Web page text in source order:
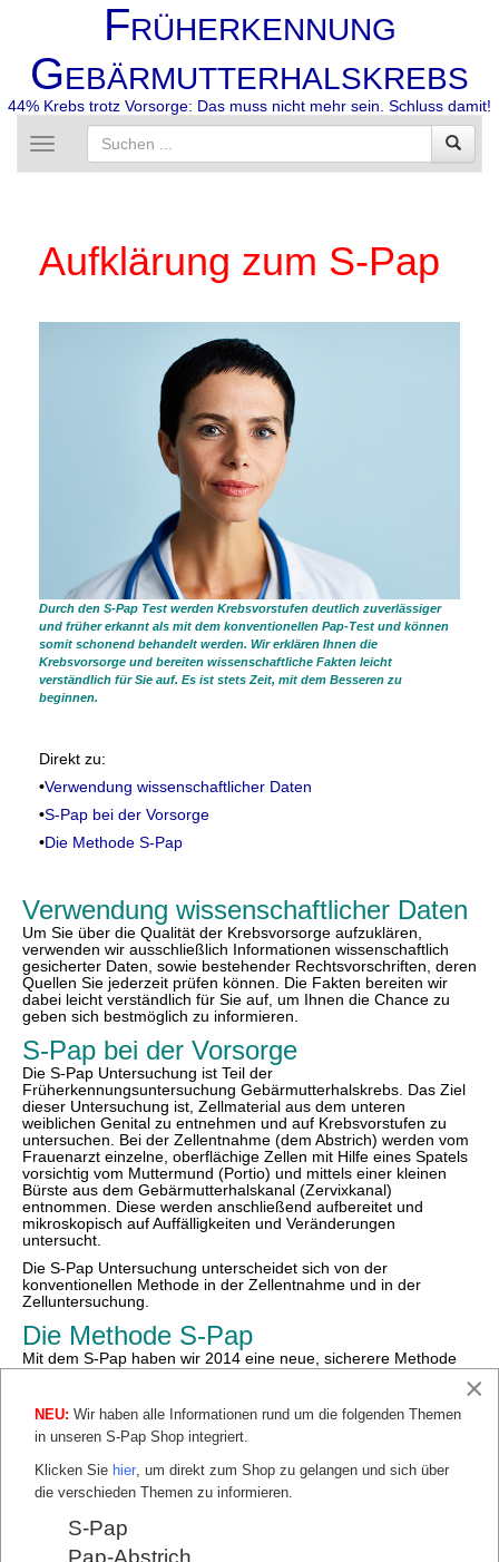
FRÜHERKENNUNG
GEBÄRMUTTERHALSKREBS
44% Krebs trotz Vorsorge: Das muss nicht mehr sein. Schluss damit!
Toggle
navigation
Aufklärung zum S-Pap
Durch den S-Pap Test werden Krebsvorstufen deutlich zuverlässiger
und früher erkannt als mit dem konventionellen Pap-Test und können
somit schonend behandelt werden. Wir erklären Ihnen die
Krebsvorsorge und bereiten wissenschaftliche Fakten leicht
verständlich für Sie auf. Es ist stets Zeit, mit dem Besseren zu
beginnen.
Direkt zu:
•Verwendung wissenschaftlicher Daten
•S-Pap bei der Vorsorge
•Die Methode S-Pap
Verwendung wissenschaftlicher Daten
Um Sie über die Qualität der Krebsvorsorge aufzuklären,
verwenden wir ausschließlich Informationen wissenschaftlich
gesicherter Daten, sowie bestehender Rechtsvorschriften, deren
Quellen Sie jederzeit prüfen können. Die Fakten bereiten wir
dabei leicht verständlich für Sie auf, um Ihnen die Chance zu
geben sich bestmöglich zu informieren.
S-Pap bei der Vorsorge
Die S-Pap Untersuchung ist Teil der
Früherkennungsuntersuchung Gebärmutterhalskrebs. Das Ziel
dieser Untersuchung ist, Zellmaterial aus dem unteren
weiblichen Genital zu entnehmen und auf Krebsvorstufen zu
untersuchen. Bei der Zellentnahme (dem Abstrich) werden vom
Frauenarzt einzelne, oberflächige Zellen mit Hilfe eines Spatels
vorsichtig vom Muttermund (Portio) und mittels einer kleinen
Bürste aus dem Gebärmutterhalskanal (Zervixkanal)
entnommen. Diese werden anschließend aufbereitet und
mikroskopisch auf Auffälligkeiten und Veränderungen
untersucht.
Die S-Pap Untersuchung unterscheidet sich von der
konventionellen Methode in der Zellentnahme und in der
Zelluntersuchung.
Die Methode S-Pap
Mit dem S-Pap haben wir 2014 eine neue, sicherere Methode
für jede Frau entwickelt, Gebärmutterhalskrebs zu verhindern.
früher erkannt als bisher, und können somit schonend behandelt
werden.Hier finden Sie alle Vorteile, die Sie durch den S-Pap
haben.
Zum Vergleich: Während der konventionelle Abstrich bei 100
Frauen nur ca. 2 mit Auffälligkeiten (Dysplasien) erkennt, sind es
bei dem S-Pap 8. Das liegt an seiner deutlich höheren
Sensitivität (Sicherheit). Während sie bei dem konventionellen
Pap-Test nur 20-35% beträgt, erkennt der S-Pap Auffälligkeiten
mit einer Sensitivität von über 91%.
×
NEU: Wir haben alle Informationen rund um die folgenden Themen
in unseren S-Pap Shop integriert.
Klicken Sie hier , um direkt zum Shop zu gelangen und sich über
die verschieden Themen zu informieren.
S-Pap
Pap-Abstrich